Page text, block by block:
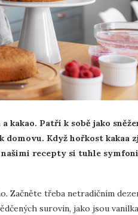
Patří k sobě jako
domovu. Když hořkost kakaa
recepty si tuhle
Začněte třeba netradičním
surovin, jako jsou